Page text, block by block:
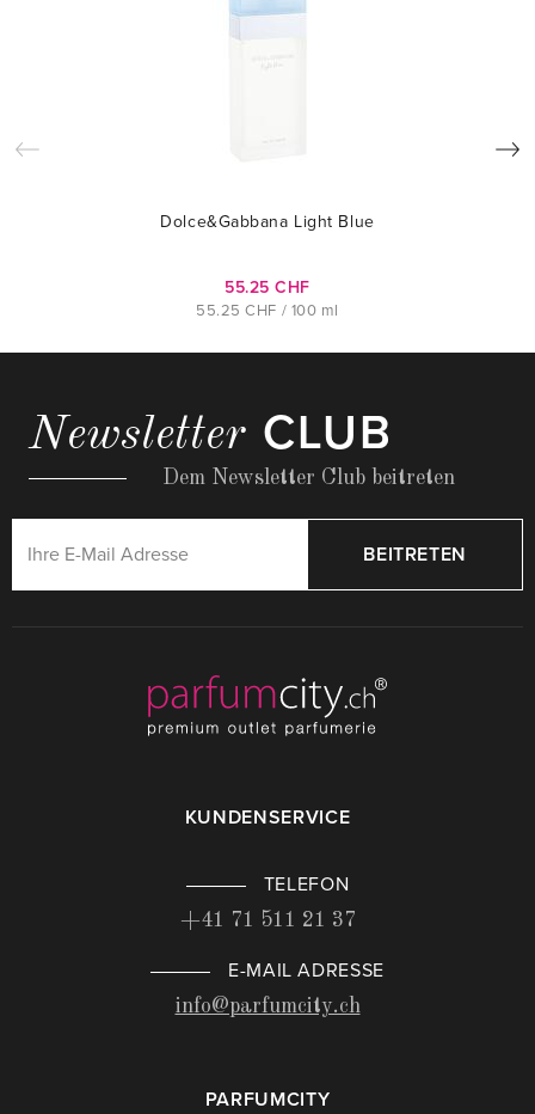
Dolce&Gabbana Light Blue
55.25 CHF
55.25 CHF / 100 ml
Newsletter CLUB
Dem Newsletter Club beitreten
BEITRETEN
KUNDENSERVICE
TELEFON
+41 71 511 21 37
E-MAIL ADRESSE
info@parfumcity.ch
PARFUMCITY